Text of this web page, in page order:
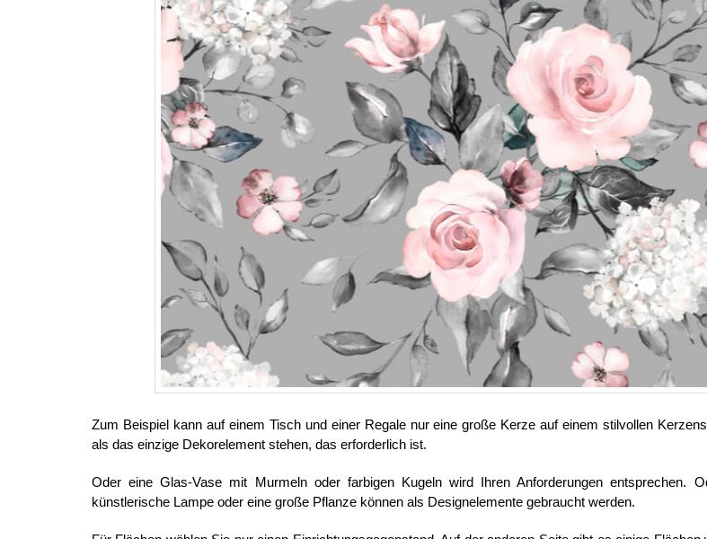
Zum Beispiel kann auf einem Tisch und einer Regale nur eine große Kerze auf einem stilvollen
als das einzige Dekorelement stehen, das erforderlich ist.
Oder eine Glas-Vase mit Murmeln oder farbigen Kugeln wird Ihren Anforderungen entsprechen.
künstlerische Lampe oder eine große Pflanze können als Designelemente gebraucht werden.